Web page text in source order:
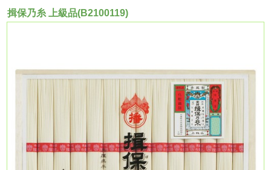
揖保乃糸 上級品(B2100119)